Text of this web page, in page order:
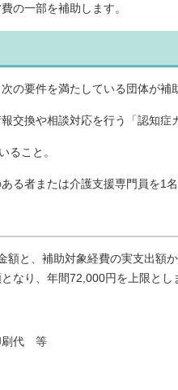
の一部を補助します。
の要件を満たしている団体が補
交換や相談対応を行う「認知症
ること。
る者または介護支援専門員を1
額と、補助対象経費の実支出額
なり、年間72,000円を上限とし
刷代 等